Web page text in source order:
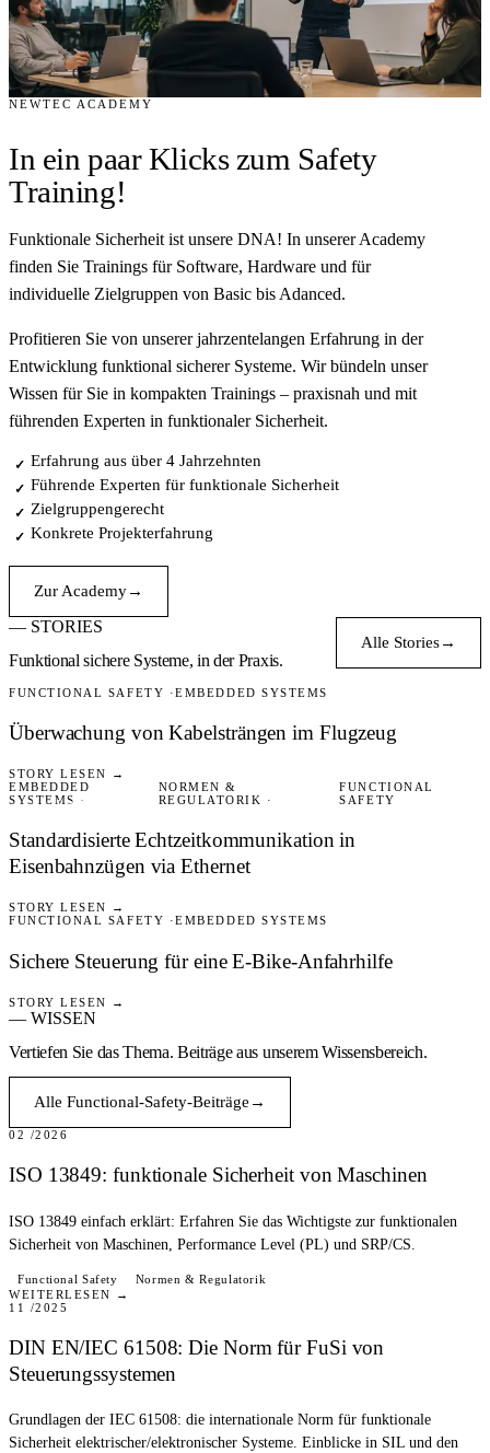
NEWTEC ACADEMY
In ein paar Klicks zum Safety
Training!
Funktionale Sicherheit ist unsere DNA! In unserer Academy
finden Sie Trainings für Software, Hardware und für
individuelle Zielgruppen von Basic bis Adanced.
Profitieren Sie von unserer jahrzentelangen Erfahrung in der
Entwicklung funktional sicherer Systeme. Wir bündeln unser
Wissen für Sie in kompakten Trainings – praxisnah und mit
führenden Experten in funktionaler Sicherheit.
✓ Erfahrung aus über 4 Jahrzehnten
✓ Führende Experten für funktionale Sicherheit
✓ Zielgruppengerecht
✓ Konkrete Projekterfahrung
Zur Academy→
— STORIES
Funktional sichere Systeme,in der Praxis.
Alle Stories→
FUNCTIONAL SAFETY EMBEDDED SYSTEMS
Überwachung von Kabelsträngen im Flugzeug
STORY LESEN →
RAILWAY
EMBEDDED
SYSTEMS
NORMEN &
REGULATORIK
FUNCTIONAL
SAFETY
Standardisierte Echtzeitkommunikation in
Eisenbahnzügen via Ethernet
STORY LESEN →
FUNCTIONAL SAFETY EMBEDDED SYSTEMS
Sichere Steuerung für eine E-Bike-Anfahrhilfe
STORY LESEN →
— WISSEN
Vertiefen Sie das Thema. Beiträge aus unserem Wissensbereich.
Alle Functional-Safety-Beiträge →
BLOG
02 /2026
ISO 13849: funktionale Sicherheit von Maschinen
ISO 13849 einfach erklärt: Erfahren Sie das Wichtigste zur funktionalen
Sicherheit von Maschinen, Performance Level (PL) und SRP/CS.
Functional Safety Normen & Regulatorik
WEITERLESEN →
BLOG
11 /2025
DIN EN/IEC 61508: Die Norm für FuSi von
Steuerungssystemen
Grundlagen der IEC 61508: die internationale Norm für funktionale
Sicherheit elektrischer/elektronischer Systeme. Einblicke in SIL und den